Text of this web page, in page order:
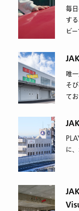
毎
す
ビ
唯
そ
て
に